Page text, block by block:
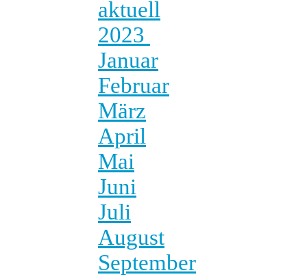
aktuell
2023
Januar
Februar
März
April
Mai
Juni
Juli
August
September